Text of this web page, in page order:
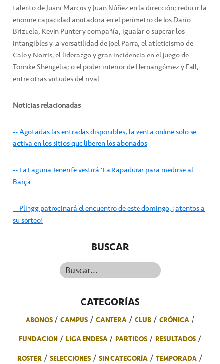
talento de Juani Marcos y Juan Núñez en la dirección; reducir la
enorme capacidad anotadora en el perímetro de los Darío
Brizuela, Kevin Punter y compañía; igualar o superar los
intangibles y la versatilidad de Joel Parra; el atleticismo de
Cale y Norris; el liderazgo y gran incidencia en el juego de
Tornike Shengelia; o el poder interior de Hernangómez y Fall,
entre otras virtudes del rival.
Noticias relacionadas
-- Agotadas las entradas disponibles, la venta online solo se
activa en los sitios que liberen los abonados
-- La Laguna Tenerife vestirá ‘La Rapadura’ para medirse al
Barça
-- Plingg patrocinará el encuentro de este domingo, ¡atentos a
su sorteo!
BUSCAR
Buscar...
CATEGORÍAS
ABONOS CAMPUS CANTERA CLUB
CRÓNICA
FUNDACIÓN
LIGA ENDESA PARTIDOS
RESULTADOS
ROSTER
SELECCIONES SIN CATEGORÍA
TEMPORADA